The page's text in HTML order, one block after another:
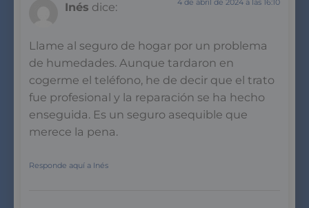
Inés dice: 4 de abril de 2024 a las 16:10
Llame al seguro de hogar por un problema
de humedades. Aunque tardaron en
cogerme el teléfono, he de decir que el trato
fue profesional y la reparación se ha hecho
enseguida. Es un seguro asequible que
merece la pena.
Responde aquí a Inés